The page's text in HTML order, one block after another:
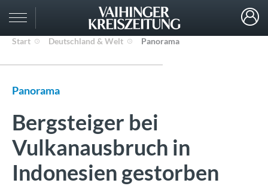
Start Deutschland & Welt Panorama
Panorama
Bergsteiger bei
Vulkanausbruch in
Indonesien gestorben